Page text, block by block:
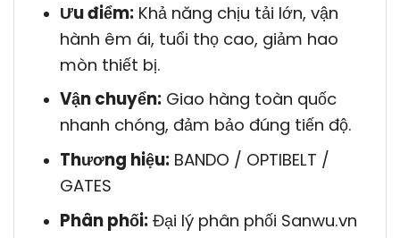
Ưu điểm:Khả năng chịu tải lớn, vận
hành êm ái, tuổi thọ cao, giảm hao
mòn thiết bị.
Vận chuyển:Giao hàng toàn quốc
nhanh chóng, đảm bảo đúng tiến độ.
Thương hiệu:BANDO / OPTIBELT /
GATES
Phân phối:Đại lý phân phối Sanwu.vn